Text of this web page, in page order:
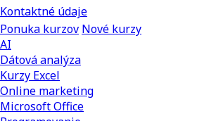
Kontaktné údaje
Ponuka kurzov Nové kurzy
AI
Dátová analýza
Kurzy Excel
Online marketing
Microsoft Office